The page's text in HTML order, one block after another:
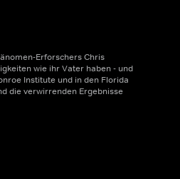
Erforschers Chris
wie ihr Vater haben - und
Institute und in den Florida
die verwirrenden Ergebnisse